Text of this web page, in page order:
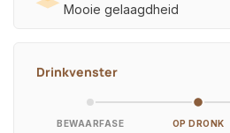
Mooie gelaagdheid
Drinkvenster
BEWAARFASE OP DRONK